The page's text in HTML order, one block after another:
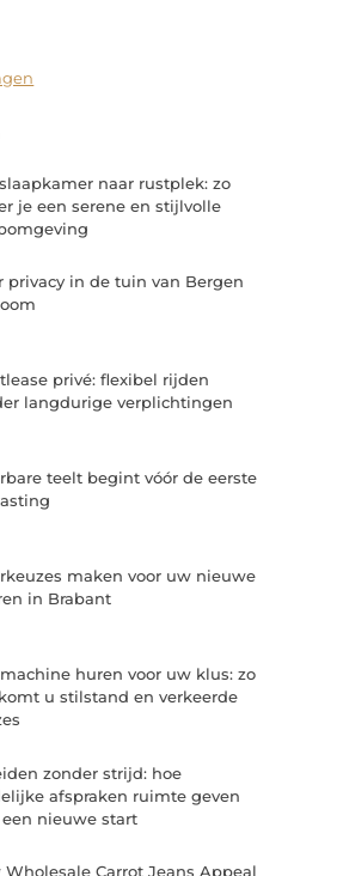
naar rustplek: zo
je een serene en stijlvolle
privacy in de tuin van Bergen
privé: flexibel rijden
langdurige verplichtingen
teelt begint vóór de eerste
maken voor uw nieuwe
in Brabant
huren voor uw klus: zo
u stilstand en verkeerde
zonder strijd: hoe
afspraken ruimte geven
een nieuwe start
Wholesale Carrot Jeans Appeal